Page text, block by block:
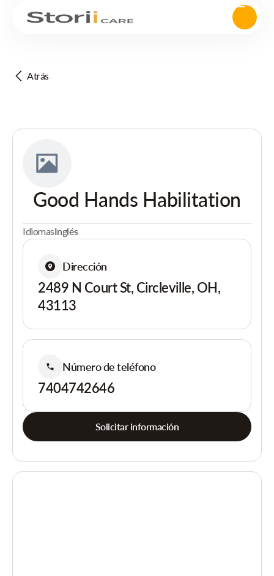
Atrás
Good Hands Habilitation
IdiomasInglés
Dirección
2489 N Court St, Circleville, OH,
43113
Número de teléfono
7404742646
Solicitar información